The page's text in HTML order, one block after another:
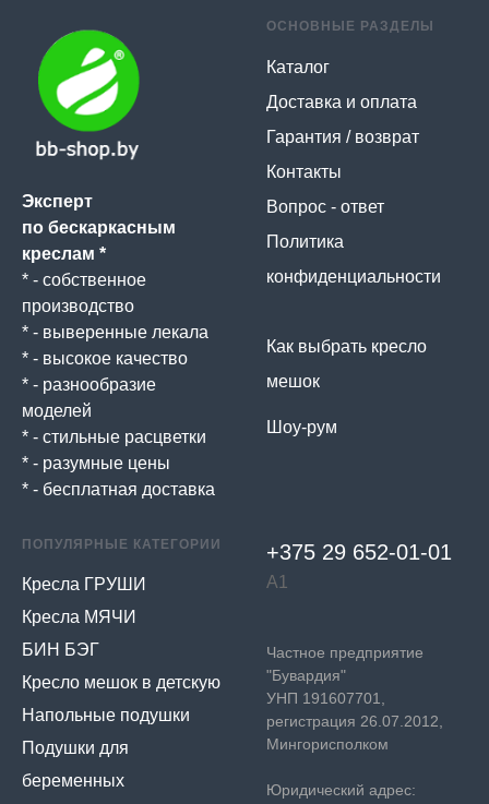
Эксперт
по бескаркасным
креслам *
* - собственное
производство
* - выверенные лекала
* - высокое качество
* - разнообразие
моделей
* - стильные расцветки
* - разумные цены
* - бесплатная доставка
ОСНОВНЫЕ РАЗДЕЛЫ
Каталог
Доставка и оплата
Гарантия / возврат
Контакты
Вопрос - ответ
Политика
конфиденциальности
Как выбрать кресло
мешок
Шоу-рум
ПОПУЛЯРНЫЕ КАТЕГОРИИ
Кресла ГРУШИ
Кресла МЯЧИ
БИН БЭГ
Кресло мешок в детскую
Напольные подушки
Подушки для
беременных
+375 29 652-01-01
А1
Частное предприятие
"Бувардия"
УНП 191607701,
регистрация 26.07.2012,
Мингорисполком
Юридический адрес: